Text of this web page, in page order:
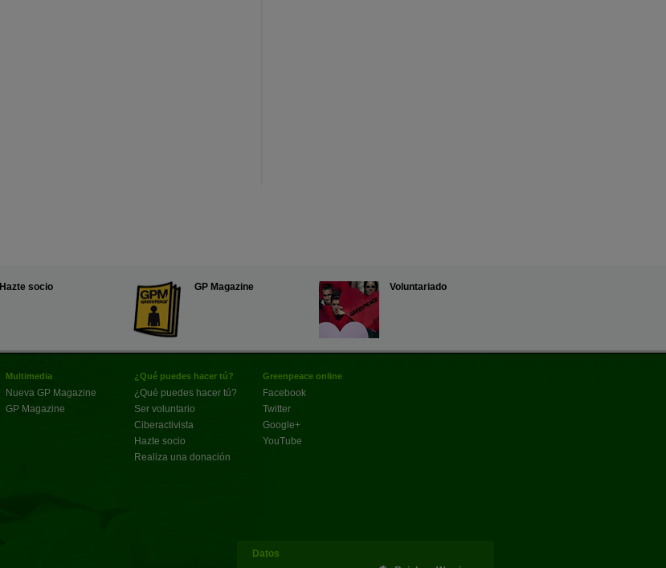
Hazte socio GP Magazine Voluntariado
Multimedia
Nueva GP Magazine
GP Magazine
¿Qué puedes hacer tú?
¿Qué puedes hacer tú?
Ser voluntario
Ciberactivista
Hazte socio
Realiza una donación
Greenpeace online
Facebook
Twitter
Google+
YouTube
Datos